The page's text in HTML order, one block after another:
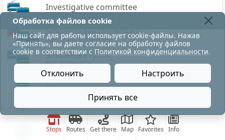
Stops Routes Get there Map Favorites Info
Investigative committee
bus, trolleybus
Smolenskaya ploshchad'
bus, tram, trolleybus
Smolenskij rynok
bus, trolleybus
Sokol'niki
bus
Solnechnaya
Specavtobaza
bus
остановка движения троллейбусов по ул.
Обработка файлов cookie
Наш сайт для работы использует cookie-файлы. Нажав
«Принять», вы даете согласие на обработку файлов
cookie в соответствии с Политикой конфиденциальности.
Отклонить Настроить
Принять все